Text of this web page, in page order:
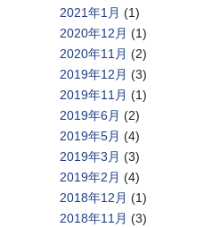
2021年1月 (1)
2020年12月 (1)
2020年11月 (2)
2019年12月 (3)
2019年11月 (1)
2019年6月 (2)
2019年5月 (4)
2019年3月 (3)
2019年2月 (4)
2018年12月 (1)
2018年11月 (3)